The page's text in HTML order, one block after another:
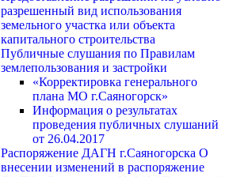
разрешенный вид использования
земельного участка или объекта
капитального строительства
Публичные слушания по Правилам
землепользования и застройки
«Корректировка генерального
плана МО г.Саяногорск»
Информация о результатах
проведения публичных слушаний
от 26.04.2017
Распоряжение ДАГН г.Саяногорска О
внесении изменений в распоряжение